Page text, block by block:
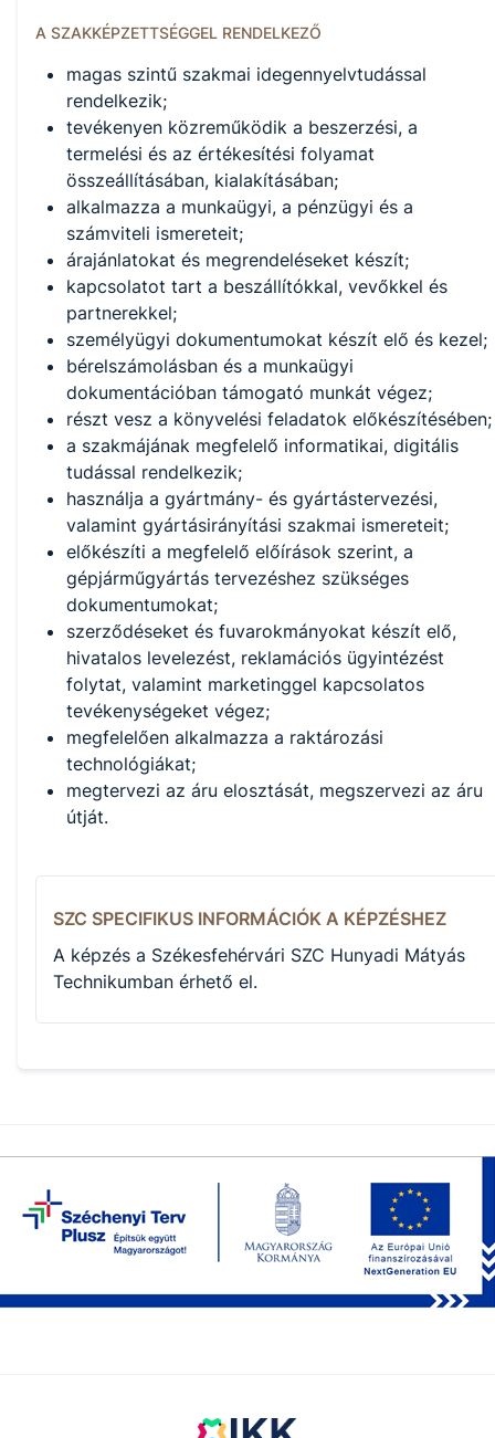
A SZAKKÉPZETTSÉGGEL RENDELKEZŐ
magas szintű szakmai idegennyelvtudással
rendelkezik;
tevékenyen közreműködik a beszerzési, a
termelési és az értékesítési folyamat
összeállításában, kialakításában;
alkalmazza a munkaügyi, a pénzügyi és a
számviteli ismereteit;
árajánlatokat és megrendeléseket készít;
kapcsolatot tart a beszállítókkal, vevőkkel és
partnerekkel;
személyügyi dokumentumokat készít elő és kezel;
bérelszámolásban és a munkaügyi
dokumentációban támogató munkát végez;
részt vesz a könyvelési feladatok előkészítésében;
a szakmájának megfelelő informatikai, digitális
tudással rendelkezik;
használja a gyártmány- és gyártástervezési,
valamint gyártásirányítási szakmai ismereteit;
előkészíti a megfelelő előírások szerint, a
gépjárműgyártás tervezéshez szükséges
dokumentumokat;
szerződéseket és fuvarokmányokat készít elő,
hivatalos levelezést, reklamációs ügyintézést
folytat, valamint marketinggel kapcsolatos
tevékenységeket végez;
megfelelően alkalmazza a raktározási
technológiákat;
megtervezi az áru elosztását, megszervezi az áru
útját.
SZC SPECIFIKUS INFORMÁCIÓK A KÉPZÉSHEZ
A képzés a Székesfehérvári SZC Hunyadi Mátyás
Technikumban érhető el.